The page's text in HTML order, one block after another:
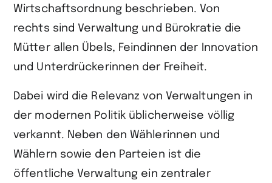
Wirtschaftsordnung beschrieben. Von
rechts sind Verwaltung und Bürokratie die
Mütter allen Übels, Feindinnen der Innovation
und Unterdrückerinnen der Freiheit.
Dabei wird die Relevanz von Verwaltungen in
der modernen Politik üblicherweise völlig
verkannt. Neben den Wählerinnen und
Wählern sowie den Parteien ist die
öffentliche Verwaltung ein zentraler